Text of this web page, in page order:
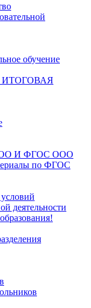
обучение
ИТОГОВАЯ
И ФГОС ООО
по ФГОС
деятельности